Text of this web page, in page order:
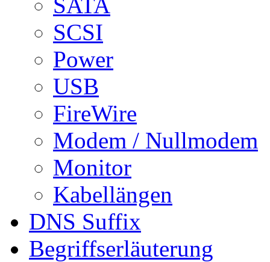
SCSI
Power
USB
FireWire
Modem / Nullmodem
Monitor
Kabellängen
DNS Suffix
Begriffserläuterung